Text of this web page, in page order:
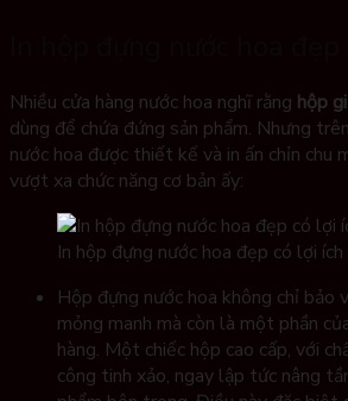
Nhiều cửa hàng nước hoa nghĩ rằng hộp
dùng để chứa đứng sản phẩm. Nhưng
nước hoa được thiết kế và in ấn chỉn chu
vượt xa chức năng cơ bản ấy:
In hộp đựng nước hoa đẹp có lợi ích
Hộp đựng nước hoa không chỉ bảo
mỏng manh mà còn là một phần
hàng. Một chiếc hộp cao cấp, với
công tinh xảo, ngay lập tức nâng